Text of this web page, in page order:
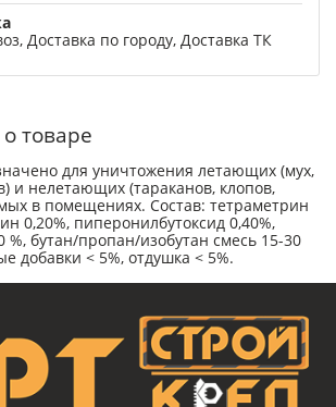
Доставка по городу, Доставка ТК
товаре
для уничтожения летающих (мух,
и нелетающих (тараканов, клопов,
в помещениях. Состав: тетраметрин
0,20%, пиперонилбутоксид 0,40%,
%, бутан/пропан/изобутан смесь 15-30
добавки < 5%, отдушка < 5%.